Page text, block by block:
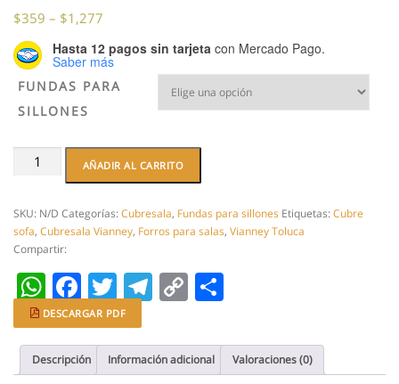
$359 – $1,277
Hasta 12 pagos sin tarjeta con Mercado Pago.
Saber más
FUNDAS PARA
SILLONES
Cubresalas
|
Fundas
para
elasticas
cantidad
AÑADIR AL CARRITO
SKU: N/D Categorías:Cubresala, Fundas para sillones Etiquetas:Cubre
sofa, Cubresala Vianney, Forros para salas, Vianney Toluca
Compartir:
WhatsApp
Facebook
Twitter
Telegram
Copy
DESCARGAR PDF
Descripción Información adicional Valoraciones (0)